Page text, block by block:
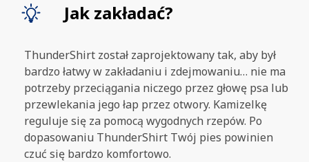
Jak zakładać?
ThunderShirt został zaprojektowany tak, aby był
bardzo łatwy w zakładaniu i zdejmowaniu… nie ma
potrzeby przeciągania niczego przez głowę psa lub
przewlekania jego łap przez otwory. Kamizelkę
reguluje się za pomocą wygodnych rzepów. Po
dopasowaniu ThunderShirt Twój pies powinien
czuć się bardzo komfortowo.